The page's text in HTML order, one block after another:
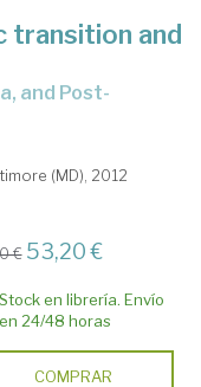
transition and
(MD), 2012
€ 53,20 €
Stock en librería. Envío
en 24/48 horas
COMPRAR